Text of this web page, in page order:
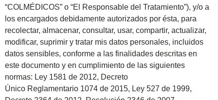
“COLMÉDICOS” o “El Responsable del Tratamiento”), y/o a
los encargados debidamente autorizados por ésta, para
recolectar, almacenar, consultar, usar, compartir, actualizar,
modificar, suprimir y tratar mis datos personales, incluidos
datos sensibles, conforme a las finalidades descritas en
este documento y en cumplimiento de las siguientes
normas: Ley 1581 de 2012, Decreto
Único Reglamentario 1074 de 2015, Ley 527 de 1999,